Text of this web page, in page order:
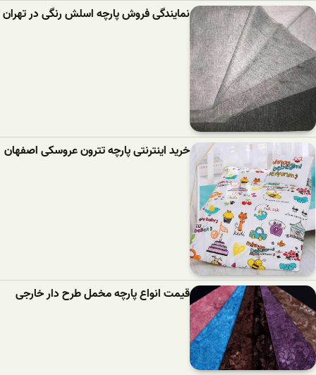
نمایندگی فروش پارچه اسلش رنگی در تهران
خرید اینترنتی پارچه تترون عروسکی اصفهان
قیمت انواع پارچه مخمل طرح دار خارجی